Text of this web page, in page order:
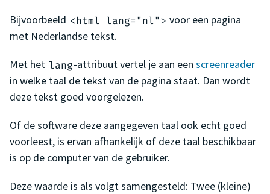
Bijvoorbeeld <html lang="nl"> voor een pagina
met Nederlandse tekst.
Met het lang-attribuut vertel je aan eenscreenreader
in welke taal de tekst van de pagina staat. Dan wordt
deze tekst goed voorgelezen.
Of de software deze aangegeven taal ook echt goed
voorleest, is ervan afhankelijk of deze taal beschikbaar
is op de computer van de gebruiker.
Deze waarde is als volgt samengesteld: Twee (kleine)